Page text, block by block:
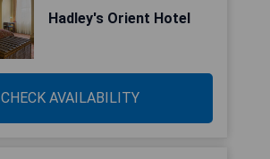
Hadley's Orient Hotel
CHECK AVAILABILITY